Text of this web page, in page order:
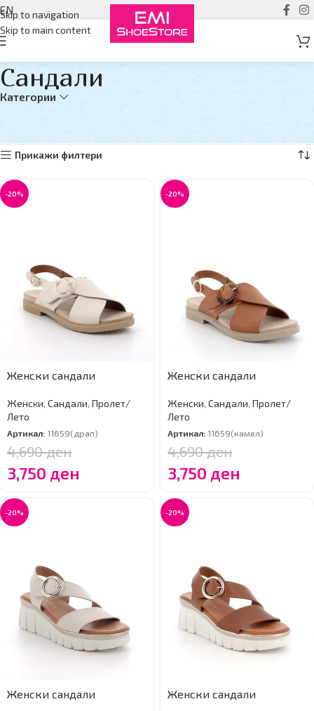
Skip to navigation
Skip to main content
EN
Сандали
Категории
Прикажи филтери
-20%
Женски сандали
Женски, Сандали, Пролет/
Лето
Артикал: 11659(драп)
4,690ден
3,750 ден
-20%
Женски сандали
Женски, Сандали, Пролет/
Лето
Артикал: 11659(камел)
4,690ден
3,750 ден
-20%
Женски сандали
-20%
Женски сандали